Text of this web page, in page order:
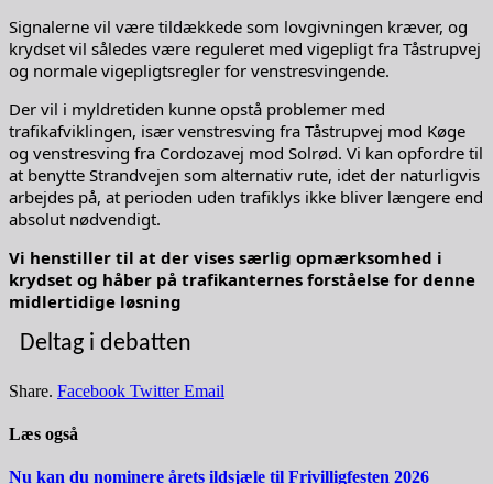
Signalerne vil være tildækkede som lovgivningen kræver, og
krydset vil således være reguleret med vigepligt fra Tåstrupvej
og normale vigepligtsregler for venstresvingende.
Der vil i myldretiden kunne opstå problemer med
trafikafviklingen, især venstresving fra Tåstrupvej mod Køge
og venstresving fra Cordozavej mod Solrød. Vi kan opfordre til
at benytte Strandvejen som alternativ rute, idet der naturligvis
arbejdes på, at perioden uden trafiklys ikke bliver længere end
absolut nødvendigt.
Vi henstiller til at der vises særlig opmærksomhed i
krydset og håber på trafikanternes forståelse for denne
midlertidige løsning
Deltag i debatten
Share. Facebook Twitter Email
Læs også
Nu kan du nominere årets ildsjæle til Frivilligfesten 2026